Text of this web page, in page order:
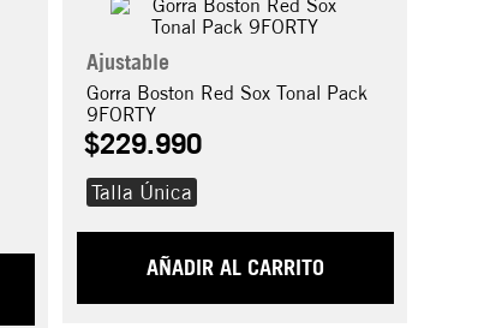
Ajustable
Gorra Boston Red Sox Tonal Pack
9FORTY
$229.990
Talla Única
AÑADIR AL CARRITO